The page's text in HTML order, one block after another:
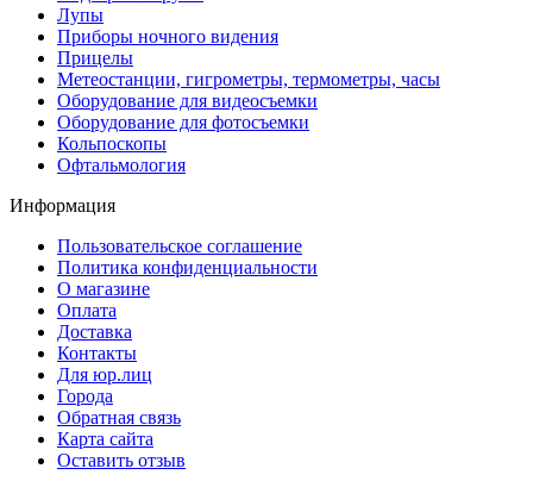
Лупы
Приборы ночного видения
Прицелы
Метеостанции, гигрометры, термометры, часы
Оборудование для видеосъемки
Оборудование для фотосъемки
Кольпоскопы
Офтальмология
Информация
Пользовательское соглашение
Политика конфиденциальности
О магазине
Оплата
Доставка
Контакты
Для юр.лиц
Города
Обратная связь
Карта сайта
Оставить отзыв